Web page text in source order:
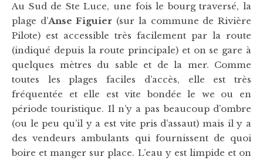
Au Sud de Ste Luce, une fois le bourg traversé, la
plage d’Anse Figuier (sur la commune de Rivière
Pilote) est accessible très facilement par la route
(indiqué depuis la route principale) et on se gare à
quelques mètres du sable et de la mer. Comme
toutes les plages faciles d’accès, elle est très
fréquentée et elle est vite bondée le we ou en
période touristique. Il n’y a pas beaucoup d’ombre
(ou le peu qu’il y a est vite pris d’assaut) mais il y a
des vendeurs ambulants qui fournissent de quoi
boire et manger sur place. L’eau y est limpide et on